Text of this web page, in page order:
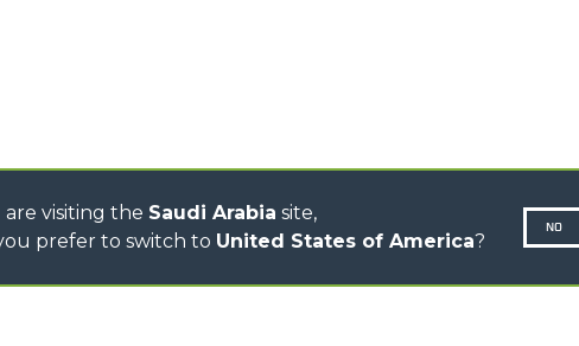
are visiting the Saudi Arabia site,
prefer to switch to United States of America?
NO
CN-260677,